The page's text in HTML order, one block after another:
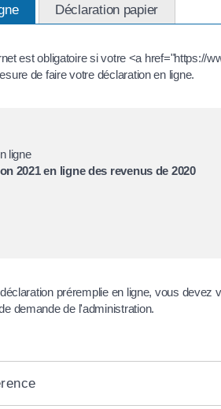
Déclaration papier
est obligatoire si votre <a href="https://
de faire votre déclaration en ligne.
ligne
2021 en ligne des revenus de 2020
préremplie en ligne, vous
demande de l'administration.